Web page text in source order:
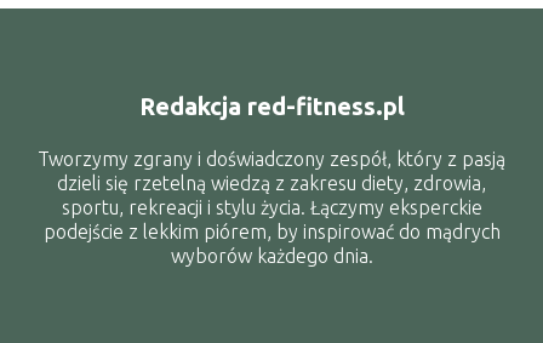
Redakcja red-fitness.pl
Tworzymy zgrany i doświadczony zespół, który z pasją
dzieli się rzetelną wiedzą z zakresu diety, zdrowia,
sportu, rekreacji i stylu życia. Łączymy eksperckie
podejście z lekkim piórem, by inspirować do mądrych
wyborów każdego dnia.